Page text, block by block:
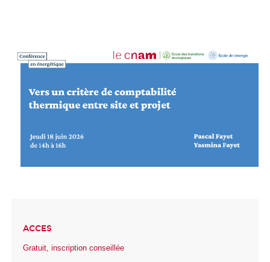
ACCES
Gratuit, inscription conseillée